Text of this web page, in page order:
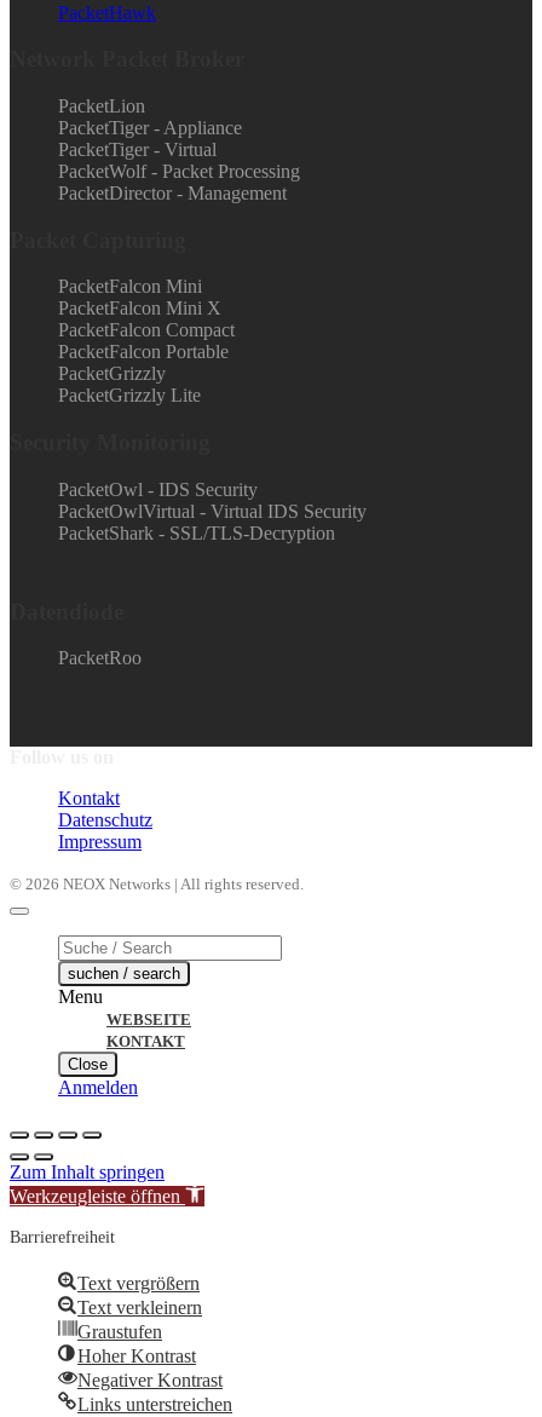
PacketHawk
PacketLion
PacketTiger - Appliance
PacketTiger - Virtual
PacketWolf - Packet Processing
PacketDirector - Management
PacketFalcon Mini
PacketFalcon Mini X
PacketFalcon Compact
PacketFalcon Portable
PacketGrizzly
PacketGrizzly Lite
PacketOwl - IDS Security
PacketOwlVirtual - Virtual IDS Security
PacketShark - SSL/TLS-Decryption
PacketRoo
Kontakt
Datenschutz
Impressum
© 2026 NEOX Networks | All rights reserved.
Products
search
suchen / search
Menu
WEBSEITE
KONTAKT
Close
Anmelden
Zum Inhalt springen
Werkzeugleiste öffnen
Barrierefreiheit
Text vergrößern
Text verkleinern
Graustufen
Hoher Kontrast
Negativer Kontrast
Links unterstreichen